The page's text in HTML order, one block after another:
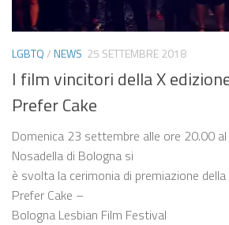
LGBTQ/NEWS 25 SETTEMBRE 2018
I film vincitori della X
Prefer Cake
Domenica 23 settembre alle ore 20.00
Nosadella di Bologna si
è svolta la cerimonia di premiazione
Prefer Cake –
Bologna Lesbian Film Festival